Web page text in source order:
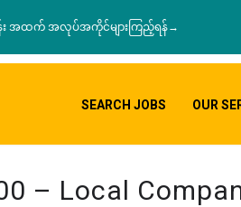
း အထက် အလုပ်အကိုင်များကြည့်ရန်→
SEARCH JOBS OUR
– Local